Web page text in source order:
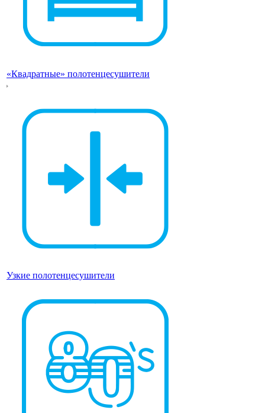
«Квадратные» полотенцесушители
Узкие полотенцесушители